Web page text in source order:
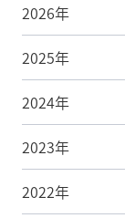
2026年
8月(1)
7月(5)
6月(5)
5月(5)
2025年
12月(5)
11月(7)
10月(5)
2024年
12月(3)
11月(4)
2023年
12月(3)
2022年